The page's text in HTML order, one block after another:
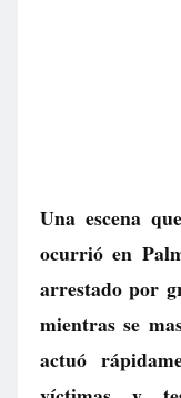
Una escena
ocurrió en
arrestado por
mientras se
actuó